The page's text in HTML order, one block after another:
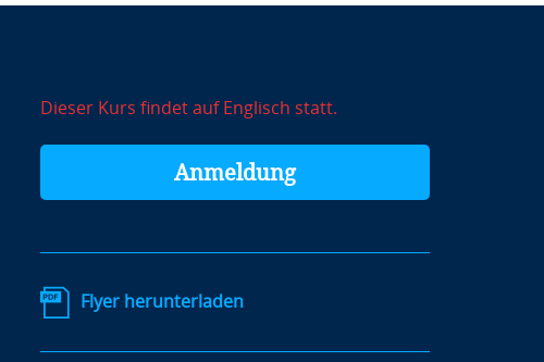
Dieser Kurs findet auf Englisch statt.
Anmeldung
Flyer herunterladen